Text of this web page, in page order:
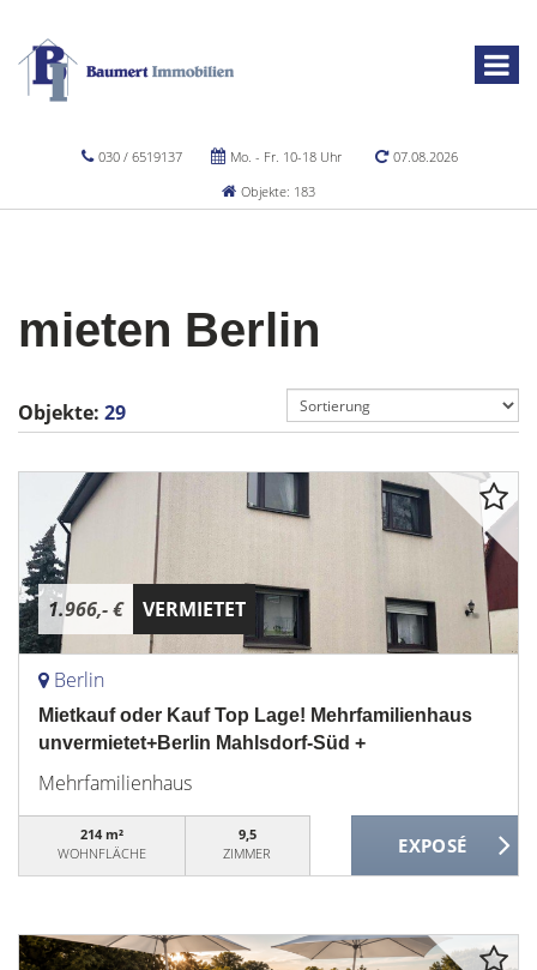
030 / 6519137 Mo. - Fr. 10-18 Uhr
07.08.2026
Objekte: 183
mieten Berlin
Objekte: 29
1.966,- € VERMIETET
Berlin
Mietkauf oder Kauf Top Lage! Mehrfamilienhaus
unvermietet+Berlin Mahlsdorf-Süd +
Mehrfamilienhaus
214 m²
WOHNFLÄCHE
9,5
ZIMMER